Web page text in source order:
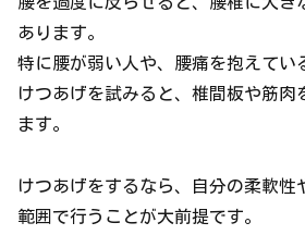
あります。
特に腰が弱い人や、腰痛を抱えてい
けつあげを試みると、椎間板や筋肉
ます。
けつあげをするなら、自分の柔軟性
範囲で行うことが大前提です。